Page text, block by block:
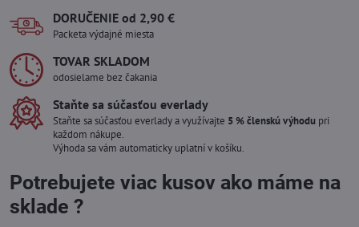
DORUČENIE od 2,90 €
Packeta výdajné miesta
TOVAR SKLADOM
odosielame bez čakania
Staňte sa súčasťou everlady
Staňte sa súčasťou everlady a využívajte 5 % členskú výhodu pri
každom nákupe.
Výhoda sa vám automaticky uplatní v košíku.
Potrebujete viac kusov ako máme na
sklade ?